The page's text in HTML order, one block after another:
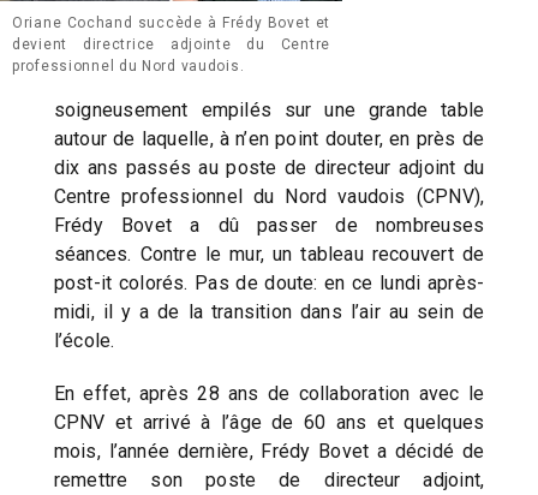
Oriane Cochand succède à Frédy Bovet et
devient directrice adjointe du Centre
professionnel du Nord vaudois.
soigneusement empilés sur une grande table
autour de laquelle, à n’en point douter, en près de
dix ans passés au poste de directeur adjoint du
Centre professionnel du Nord vaudois (CPNV),
Frédy Bovet a dû passer de nombreuses
séances. Contre le mur, un tableau recouvert de
post-it colorés. Pas de doute: en ce lundi après-
midi, il y a de la transition dans l’air au sein de
l’école.
En effet, après 28 ans de collaboration avec le
CPNV et arrivé à l’âge de 60 ans et quelques
mois, l’année dernière, Frédy Bovet a décidé de
remettre son poste de directeur adjoint,